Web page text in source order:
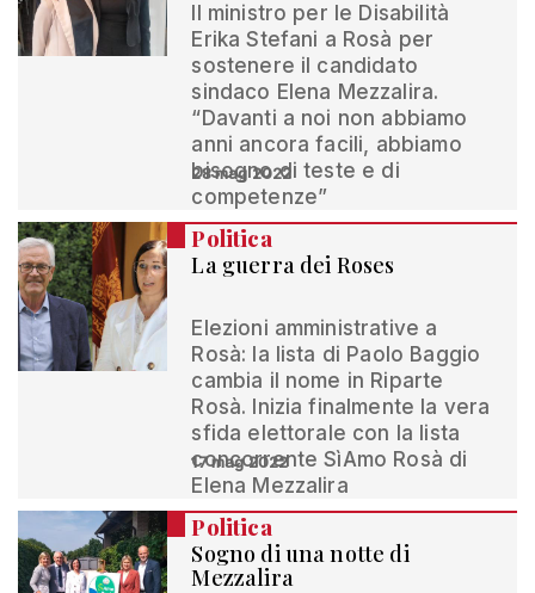
Il ministro per le Disabilità
Erika Stefani a Rosà per
sostenere il candidato
sindaco Elena Mezzalira.
“Davanti a noi non abbiamo
anni ancora facili, abbiamo
bisogno di teste e di
competenze”
28 mag 2022
Politica
La guerra dei Roses
Elezioni amministrative a
Rosà: la lista di Paolo Baggio
cambia il nome in Riparte
Rosà. Inizia finalmente la vera
sfida elettorale con la lista
concorrente SìAmo Rosà di
Elena Mezzalira
17 mag 2022
Politica
Sogno di una notte di
Mezzalira